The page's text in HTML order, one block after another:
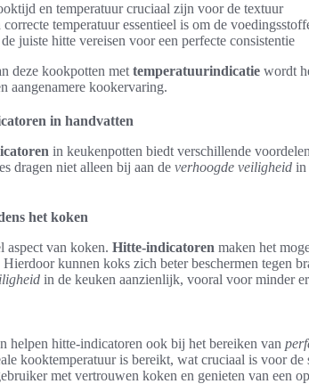
en temperatuur cruciaal zijn voor de textuur
temperatuur essentieel is om de
juiste hitte vereisen voor een perfecte consistentie
deze kookpotten met temperatuurindicatie wordt
aangenamere kookervaring.
in handvatten
in keukenpotten biedt verschillende
dragen niet alleen bij aan de verhoogde veiligheid in
het koken
aspect van koken. Hitte-indicatoren maken het
Hierdoor kunnen koks zich beter beschermen tegen
in de keuken aanzienlijk, vooral voor minder
helpen hitte-indicatoren ook bij het bereiken van
kooktemperatuur is bereikt, wat cruciaal is voor
met vertrouwen koken en genieten van een